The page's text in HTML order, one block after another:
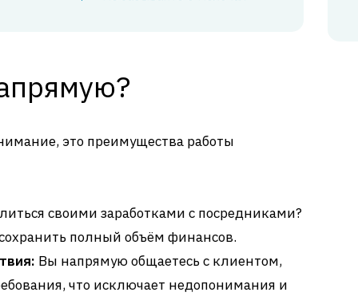
это преимущества работы
своими заработками с посредниками?
полный объём финансов.
Вы напрямую общаетесь с клиентом,
что исключает недопонимания и